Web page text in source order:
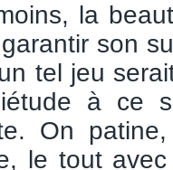
la
son
tel jeu
à ce
On
le tout